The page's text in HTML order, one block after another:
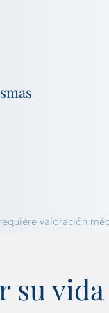
valoración
su vida